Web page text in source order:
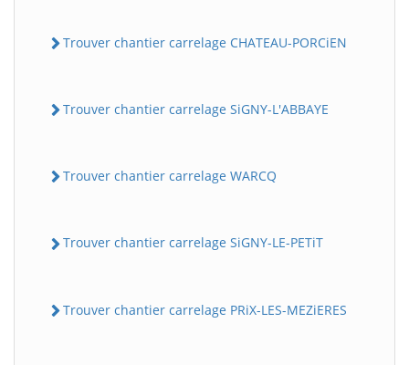
Trouver chantier carrelage CHATEAU-PORCiEN
Trouver chantier carrelage SiGNY-L'ABBAYE
Trouver chantier carrelage WARCQ
Trouver chantier carrelage SiGNY-LE-PETiT
Trouver chantier carrelage PRiX-LES-MEZiERES